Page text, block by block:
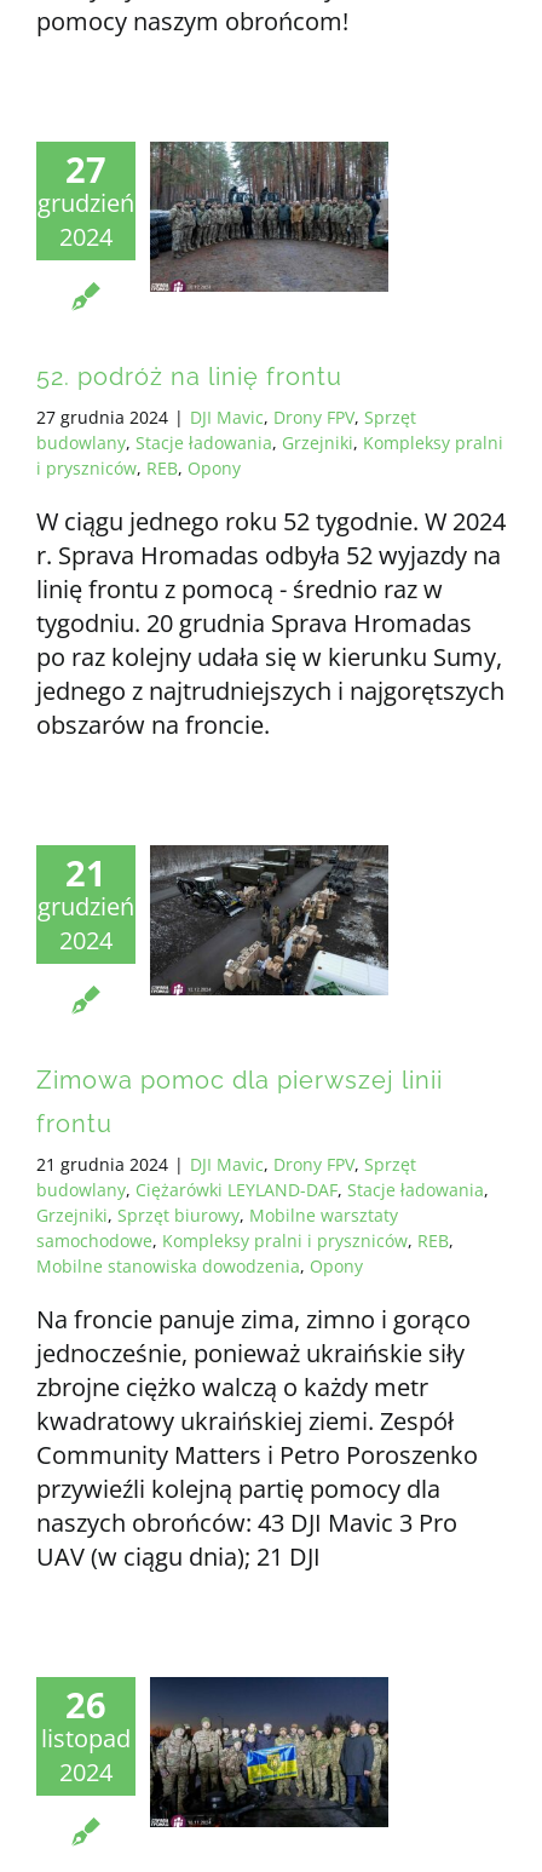
pomocy naszym obrońcom!
27
grudzień
2024
52. podróż na linię frontu
27 grudnia 2024 | DJI Mavic, Drony FPV, Sprzęt
budowlany, Stacje ładowania, Grzejniki, Kompleksy pralni
i pryszniców, REB, Opony
W ciągu jednego roku 52 tygodnie. W 2024
r. Sprava Hromadas odbyła 52 wyjazdy na
linię frontu z pomocą - średnio raz w
tygodniu. 20 grudnia Sprava Hromadas
po raz kolejny udała się w kierunku Sumy,
jednego z najtrudniejszych i najgorętszych
obszarów na froncie.
21
grudzień
2024
Zimowa pomoc dla pierwszej linii
frontu
21 grudnia 2024 | DJI Mavic, Drony FPV, Sprzęt
budowlany, Ciężarówki LEYLAND-DAF, Stacje ładowania,
Grzejniki, Sprzęt biurowy, Mobilne warsztaty
samochodowe, Kompleksy pralni i pryszniców, REB,
Mobilne stanowiska dowodzenia, Opony
Na froncie panuje zima, zimno i gorąco
jednocześnie, ponieważ ukraińskie siły
zbrojne ciężko walczą o każdy metr
kwadratowy ukraińskiej ziemi. Zespół
Community Matters i Petro Poroszenko
przywieźli kolejną partię pomocy dla
naszych obrońców: 43 DJI Mavic 3 Pro
UAV (w ciągu dnia); 21 DJI
26
listopad
2024